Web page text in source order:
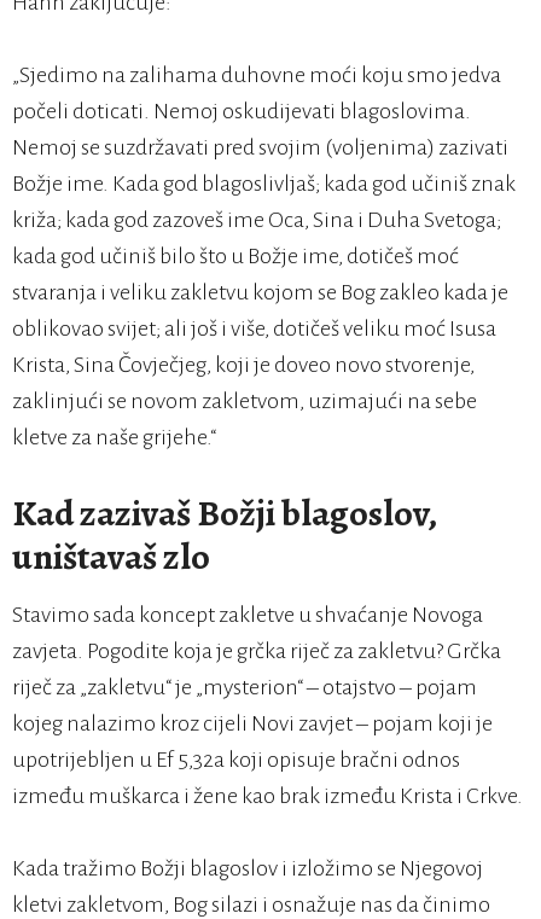
„Sjedimo na zalihama duhovne moći koju smo jedva
počeli doticati. Nemoj oskudijevati blagoslovima.
Nemoj se suzdržavati pred svojim (voljenima) zazivati
Božje ime. Kada god blagoslivljaš; kada god učiniš znak
križa; kada god zazoveš ime Oca, Sina i Duha Svetoga;
kada god učiniš bilo što u Božje ime, dotičeš moć
stvaranja i veliku zakletvu kojom se Bog zakleo kada je
oblikovao svijet; ali još i više, dotičeš veliku moć Isusa
Krista, Sina Čovječjeg, koji je doveo novo stvorenje,
zaklinjući se novom zakletvom, uzimajući na sebe
kletve za naše grijehe.“
Kad zazivaš Božji blagoslov,
uništavaš zlo
Stavimo sada koncept zakletve u shvaćanje Novoga
zavjeta. Pogodite koja je grčka riječ za zakletvu? Grčka
riječ za „zakletvu“ je „mysterion“ – otajstvo – pojam
kojeg nalazimo kroz cijeli Novi zavjet – pojam koji je
upotrijebljen u Ef 5,32a koji opisuje bračni odnos
između muškarca i žene kao brak između Krista i Crkve.
Kada tražimo Božji blagoslov i izložimo se Njegovoj
kletvi zakletvom, Bog silazi i osnažuje nas da činimo